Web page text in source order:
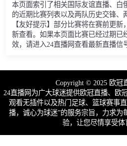
本页面索引了相关国际友谊直播、白
的近期比赛列表以及两队历史交锋、
【友好提示】部分比赛将在赛前更新
新查看。如果本页面比赛已经过期已
效，请进入24直播网查看最新直播信
Copyright © 2025 欧冠
24直播网为广大球迷提供欧冠直播、欧
观看无插件以及热门足球、篮球赛事
播，诚心为球迷”的服务宗旨，力求为
验，让您尽情享受体